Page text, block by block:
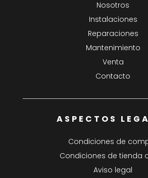
Nosotros
Instalaciones
Reparaciones
Mantenimiento
Venta
Contacto
ASPECTOS
Condiciones de
Condiciones de tienda
Aviso legal